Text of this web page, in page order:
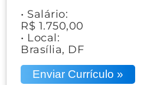
• Salário:
R$ 1.750,00
• Local:
Brasília, DF
Enviar Currículo »